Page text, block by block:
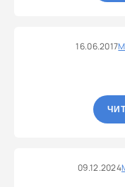
16.06.2017
09.12.2024